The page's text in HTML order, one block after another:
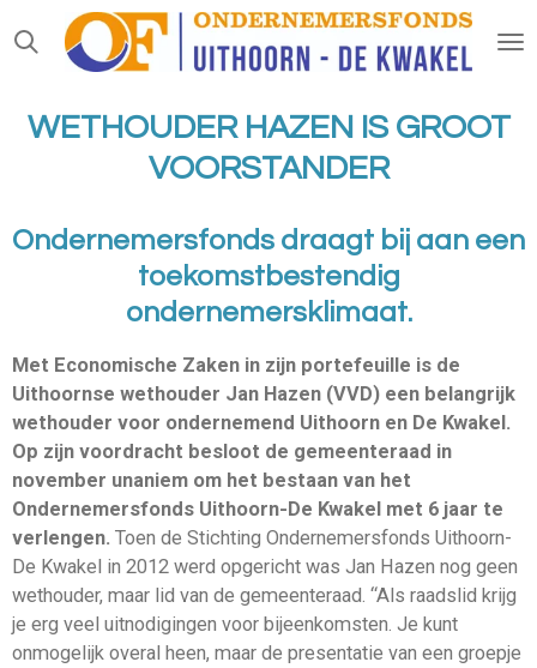
Ga
direct
de
hoofdinhoud
WETHOUDER HAZEN IS GROOT
VOORSTANDER
Ondernemersfonds draagt bij aan een
toekomstbestendig
ondernemersklimaat.
Met Economische Zaken in zijn portefeuille is de
Uithoornse wethouder Jan Hazen (VVD) een belangrijk
wethouder voor ondernemend Uithoorn en De Kwakel.
Op zijn voordracht besloot de gemeenteraad in
november unaniem om het bestaan van het
Ondernemersfonds Uithoorn-De Kwakel met 6 jaar te
verlengen. Toen de Stichting Ondernemersfonds Uithoorn-
De Kwakel in 2012 werd opgericht was Jan Hazen nog geen
wethouder, maar lid van de gemeenteraad. “Als raadslid krijg
je erg veel uitnodigingen voor bijeenkomsten. Je kunt
onmogelijk overal heen, maar de presentatie van een groepje